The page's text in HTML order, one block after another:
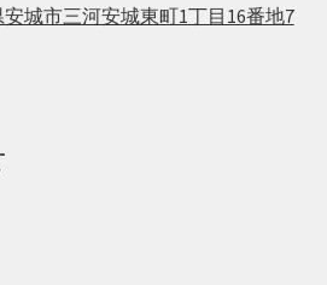
城市三河安城東町1丁目16番地7